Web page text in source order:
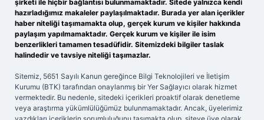
şirketi ile hiçbir bağlantısı bulunmamaktadır. Sitede yalnızca kendi
hazırladığımız makaleler paylaşılmaktadır. Burada yer alan içerikler
haber niteliği taşımamakta olup, gerçek kurum ve kişiler hakkında
paylaşım yapılmamaktadır. Gerçek kurum ve kişiler ile isim
benzerlikleri tamamen tesadüfidir. Sitemizdeki bilgiler taslak
halindedir ve tavsiye niteliği taşımazlar.
Sitemiz, 5651 Sayılı Kanun gereğince Bilgi Teknolojileri ve İletişim
Kurumu (BTK) tarafından onaylanmış bir Yer Sağlayıcı olarak hizmet
vermektedir. Bu nedenle, sitedeki içerikleri proaktif olarak denetleme
veya araştırma yükümlülüğümüz bulunmamaktadır. Ancak, üyelerimiz